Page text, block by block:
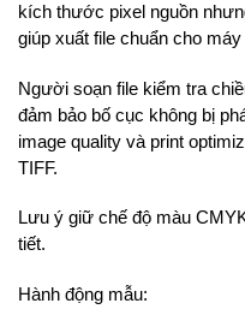
kích thước pixel nguồn
giúp xuất file chuẩn cho
Người soạn file kiểm tra
đảm bảo bố cục không bị
image quality và print
TIFF.
Lưu ý giữ chế độ màu
tiết.
Hành động mẫu: